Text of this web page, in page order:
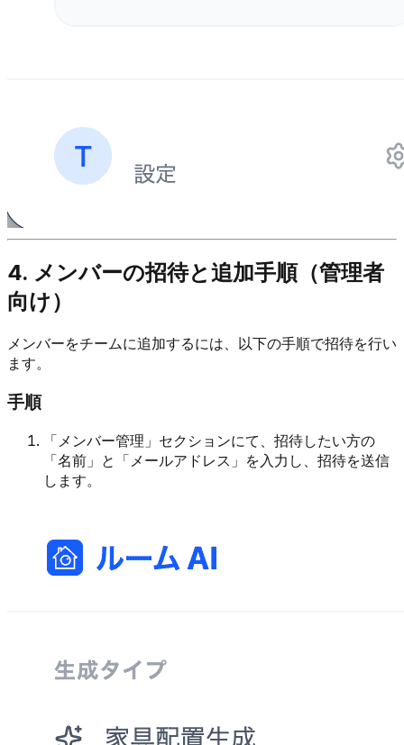
4. メンバーの招待と追加手順（管理者
向け）
メンバーをチームに追加するには、以下の手順で招待を行い
ます。
手順
「メンバー管理」セクションにて、招待したい方の
「名前」と「メールアドレス」を入力し、招待を送信
します。